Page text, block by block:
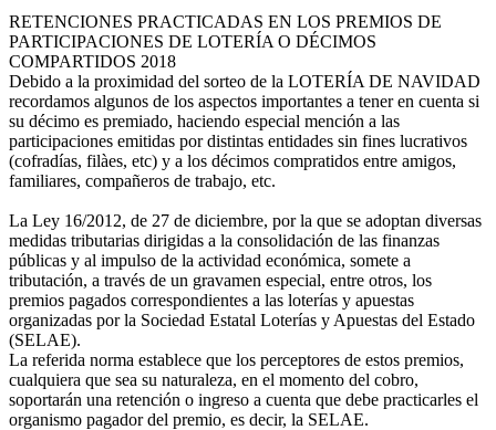
RETENCIONES PRACTICADAS EN LOS PREMIOS DE
PARTICIPACIONES DE LOTERÍA O DÉCIMOS
COMPARTIDOS 2018
Debido a la proximidad del sorteo de la LOTERÍA DE NAVIDAD
recordamos algunos de los aspectos importantes a tener en cuenta si
su décimo es premiado, haciendo especial mención a las
participaciones emitidas por distintas entidades sin fines lucrativos
(cofradías, filàes, etc) y a los décimos compratidos entre amigos,
familiares, compañeros de trabajo, etc.
La Ley 16/2012, de 27 de diciembre, por la que se adoptan diversas
medidas tributarias dirigidas a la consolidación de las finanzas
públicas y al impulso de la actividad económica, somete a
tributación, a través de un gravamen especial, entre otros, los
premios pagados correspondientes a las loterías y apuestas
organizadas por la Sociedad Estatal Loterías y Apuestas del Estado
(SELAE).
La referida norma establece que los perceptores de estos premios,
cualquiera que sea su naturaleza, en el momento del cobro,
soportarán una retención o ingreso a cuenta que debe practicarles el
organismo pagador del premio, es decir, la SELAE.